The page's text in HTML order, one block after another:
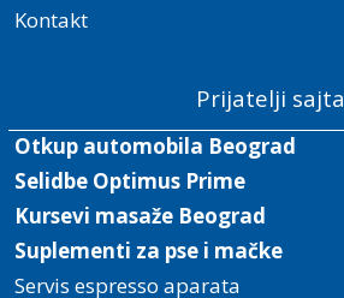
Kontakt
Prijatelji sajta
Otkup automobila Beograd
Selidbe Optimus Prime
Kursevi masaže Beograd
Suplementi za pse i mačke
Servis espresso aparata